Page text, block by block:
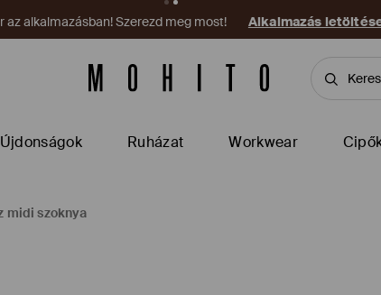
az alkalmazásban! Szerezd meg most! Alkalmazás
Újdonságok Ruházat Workwear
midi szoknya